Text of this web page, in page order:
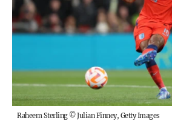
Raheem Sterling©Julian Finney, Getty Images